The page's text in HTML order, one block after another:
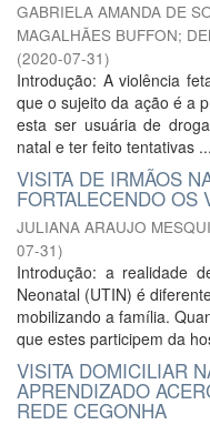
GABRIELA AMANDA DE
MAGALHÃES BUFFON;
(2020-07-31)
Introdução: A violência
que o sujeito da ação é a
esta ser usuária de
natal e ter feito tentativas ...
VISITA DE IRMÃOS
FORTALECENDO OS
JULIANA ARAUJO
07-31)
Introdução: a realidade
Neonatal (UTIN) é
mobilizando a família.
que estes participem da
VISITA DOMICILIAR
APRENDIZADO
REDE CEGONHA